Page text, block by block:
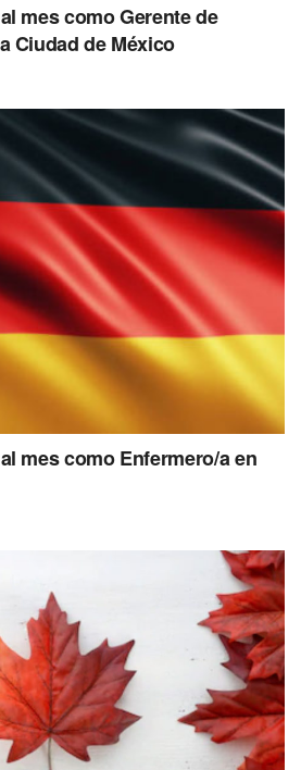
mes como Gerente de
Ciudad de México
mes como Enfermero/a en